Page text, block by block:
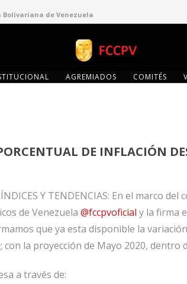
Bolivariana de Venezuela
AGREMIADOS COMITÉS
DE INFLACIÓN
Y TENDENCIAS: En el marco
de Venezuela @fccpvoficial y la firma
que ya esta disponible la
con la proyección de Mayo 2020,
a través de: